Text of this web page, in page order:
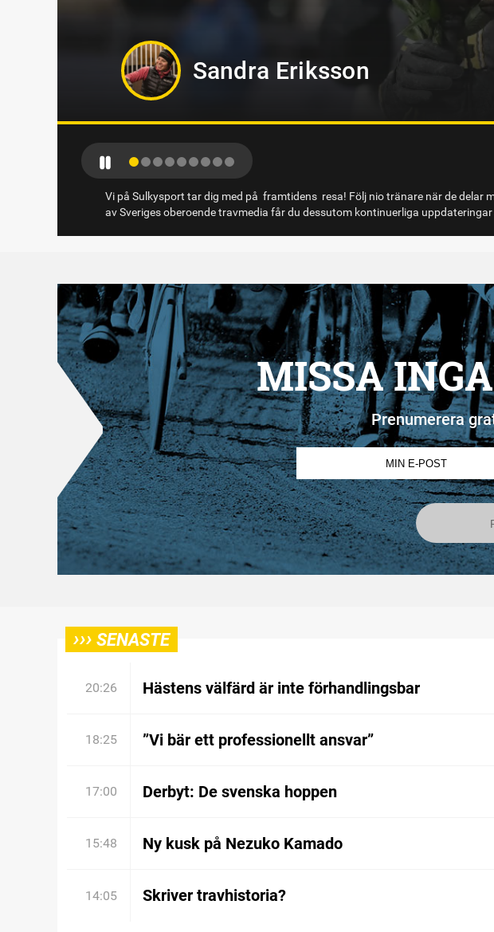
Hanna Forslin
Vi på Sulkysport tar dig med på framtidens resa! Följ nio tränare när de delar
av Sveriges oberoende travmedia får du dessutom kontinuerliga
MISSA
Prenumerera
››› SENASTE
20:26 Hästens välfärd är inte förhandlingsbar
18:25 ”Vi bär ett professionellt ansvar”
17:00 Derbyt: De svenska hoppen
15:48 Ny kusk på Nezuko Kamado
14:05 Skriver travhistoria?